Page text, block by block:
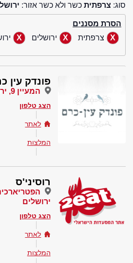
סוג: צרפתית כשר ולא כשר אזור:
הסרת מסננים
צרפתית
ירושלים
פונדק עין
המעיין 9, ירושלים
הצג טלפון
לאתר
המלצות
רוסיני'ס
ירושלים
הצג טלפון
לאתר
המלצות